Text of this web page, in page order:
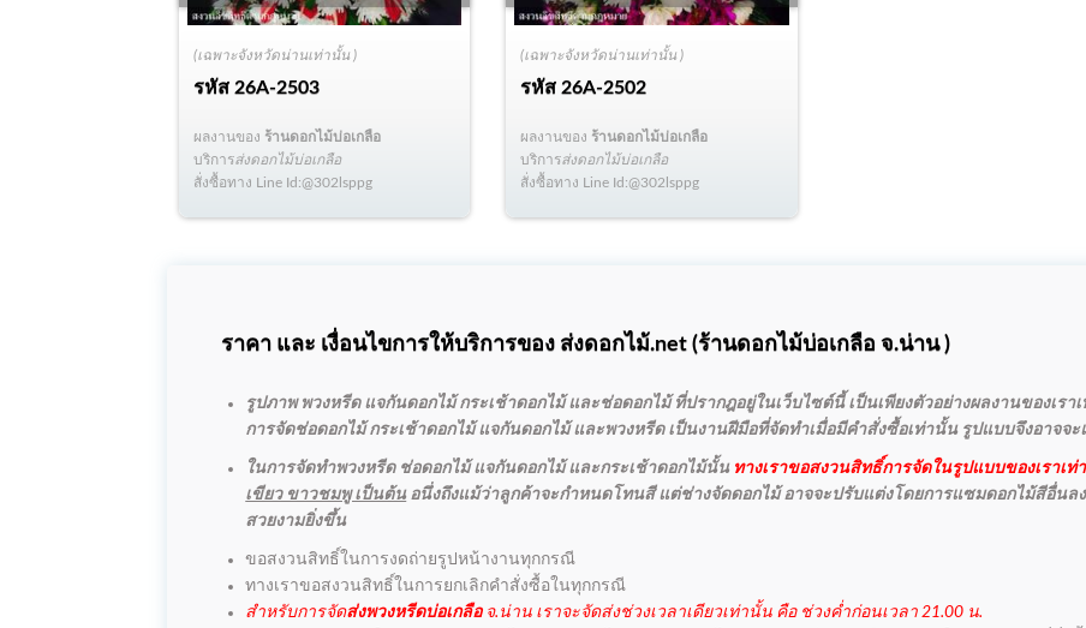
(เฉพาะจังหวัดน่านเท่านั้น )
รหัส 26A-2503
ผลงานของ ร้านดอกไม้บ่อเกลือ
บริการส่งดอกไม้บ่อเกลือ
สั่งซื้อทาง Line Id:@302lsppg
(เฉพาะจังหวัดน่านเท่านั้น )
รหัส 26A-2502
ผลงานของ ร้านดอกไม้บ่อเกลือ
บริการส่งดอกไม้บ่อเกลือ
สั่งซื้อทาง Line Id:@302lsppg
ราคา และ เงื่อนไขการให้บริการของ ส่งดอกไม้.net (ร้านดอกไม้บ่อเกลือ จ.น่าน )
รูปภาพ พวงหรีด แจกันดอกไม้ กระเช้าดอกไม้ และช่อดอกไม้ ที่ปรากฎอยู่ในเว็บไซต์นี้ เป็นเพียงตัวอย่างผลงานของเรา
การจัดช่อดอกไม้ กระเช้าดอกไม้ แจกันดอกไม้ และพวงหรีด เป็นงานฝีมือที่จัดทำเมื่อมีคำสั่งซื้อเท่านั้น รูปแบบจึงอาจจ
ในการจัดทำพวงหรีด ช่อดอกไม้ แจกันดอกไม้ และกระเช้าดอกไม้นั้น ทางเราขอสงวนสิทธิ์การจัดในรูปแบบของเราเท่
เขียว ขาวชมพู เป็นต้นอนึ่งถึงแม้ว่าลูกค้าจะกำหนดโทนสี แต่ช่างจัดดอกไม้ อาจจะปรับแต่งโดยการแซมดอกไม้สีอื่นลง
สวยงามยิ่งขึ้น
ขอสงวนสิทธิ์ในการงดถ่ายรูปหน้างานทุกกรณี
ทางเราขอสงวนสิทธิ์ในการยกเลิกคำสั่งซื้อในทุกกรณี
สำหรับการจัดส่งพวงหรีดบ่อเกลือจ.น่าน เราจะจัดส่งช่วงเวลาเดียวเท่านั้น คือ ช่วงค่ำก่อนเวลา 21.00 น.